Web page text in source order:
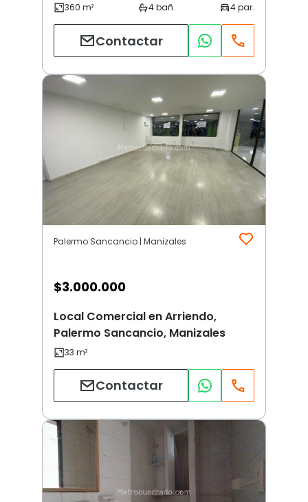
Contactar
Palermo Sancancio | Manizales
$3.000.000
Local Comercial en Arriendo,
Palermo Sancancio, Manizales
Contactar